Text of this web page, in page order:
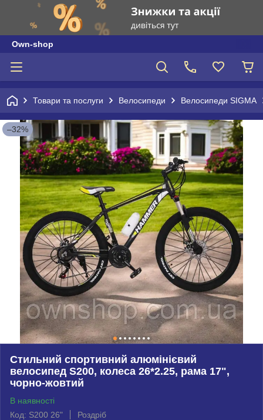
Own-shop
Товари та послуги Велосипеди Велосипеди SIGMA
–32%
Стильний спортивний алюмінієвий
велосипед S200, колеса 26*2.25, рама 17",
чорно-жовтий
В наявності
Код: S200 26"
Роздріб